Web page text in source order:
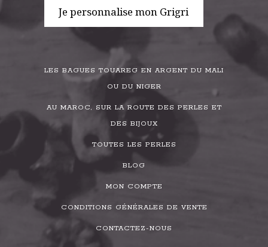
Je personnalise mon Grigri
LES BAGUES TOUAREG EN ARGENT DU MALI
OU DU NIGER
AU MAROC, SUR LA ROUTE DES PERLES ET
DES BIJOUX
TOUTES LES PERLES
BLOG
MON COMPTE
CONDITIONS GÉNÉRALES DE VENTE
CONTACTEZ-NOUS